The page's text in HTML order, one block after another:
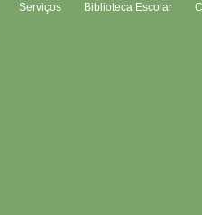
Serviços Biblioteca Escolar